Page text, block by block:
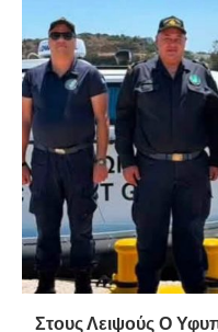
Στους Λειψούς Ο